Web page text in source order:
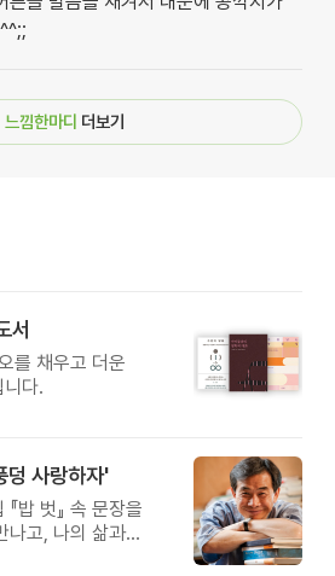
느낌한마디 더보기
서
를 채우고 더운
다.
덩 사랑하자'
밥 벗』 속 문장을
나고, 나의 삶과